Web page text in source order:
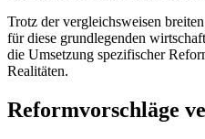
Trotz der vergleichsweisen
für diese grundlegenden
die Umsetzung spezifischer
Realitäten.
Reformvorschläge